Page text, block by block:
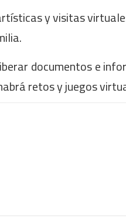
y visitas
documentos e
retos y juegos